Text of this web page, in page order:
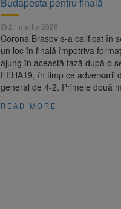
Trafic blocat pe DN1E
Se schimbă examenul de
21 martie 2026
Corona Brașov s-a calificat în
un loc în finală împotriva
ajung în această fază după o
FEHA19, în timp ce adversarii
general de 4-2. Primele două
READ MORE